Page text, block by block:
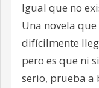
Igual que no
Una novela
difícilmente
pero es que ni
serio, prueba a